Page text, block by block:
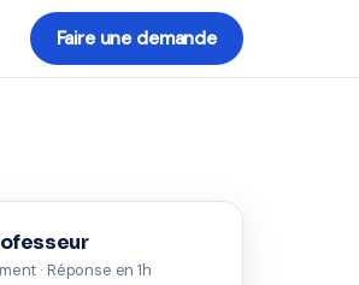
Faire une demande
· Réponse en 1h